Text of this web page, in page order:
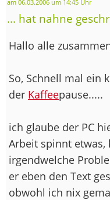
am 06.03.2006 um 14:45 Uhr
... hat nahne
Hallo alle
So, Schnell mal ein
der Kaffeepause.....
ich glaube der PC
Arbeit spinnt etwas,
irgendwelche
er eben den Text
obwohl ich nix